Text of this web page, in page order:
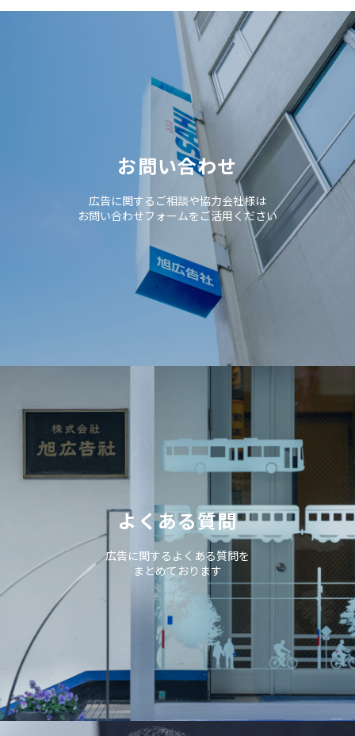
お問い合わせ
広告に関するご相談や協力会社様は
お問い合わせフォームをご活用ください
よくある質問
広告に関するよくある質問を
まとめております